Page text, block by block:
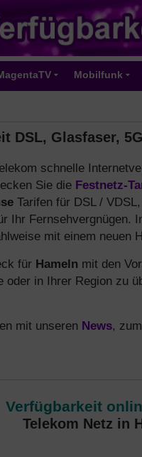
Mobilfunk
DSL, Glasfaser,
schnelle
Sie die Festnetz-
Tarifen für DSL /
Ihr Fernsehvergnügen.
mit einem neuen
für Hameln mit den
oder in Ihrer Region zu
mit unseren News,
Verfügbarkeit
Telekom Netz in